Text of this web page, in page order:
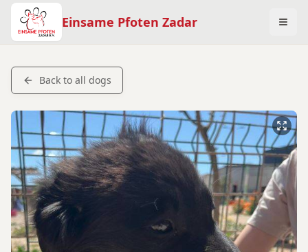
Einsame Pfoten Zadar
Back to all dogs